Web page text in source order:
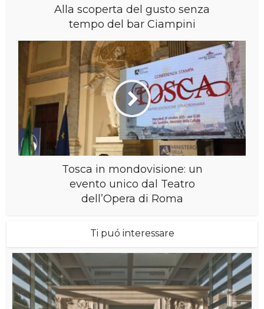
Alla scoperta del gusto senza
tempo del bar Ciampini
Tosca in mondovisione: un
evento unico dal Teatro
dell’Opera di Roma
Ti puó interessare